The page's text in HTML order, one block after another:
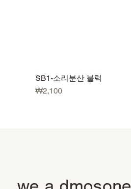
SB1-소리분산 블럭
가격
₩2,100